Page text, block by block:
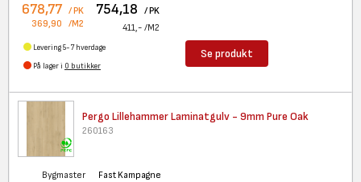
678,77 / PK
369,90 /M2
754,18 / PK
411,- /M2
Levering 5-7 hverdage
På lager i 0 butikker
Se produkt
Pergo Lillehammer Laminatgulv - 9mm Pure Oak
260163
Bygmaster Fast Kampagne